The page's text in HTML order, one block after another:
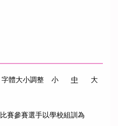
字體大小調整 小 中
大
賽參賽選手以學校組訓為